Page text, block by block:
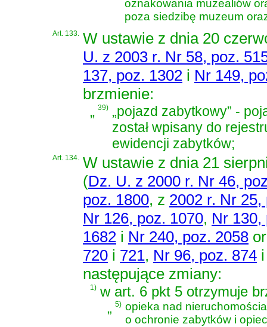
oznakowania muzealiów
poza siedzibę muzeum
Art. 133. W ustawie z dnia 20
U. z 2003 r. Nr 58, poz.
137, poz. 1302 i Nr 149,
brzmienie:
„39) „pojazd zabytkowy” -
został wpisany do
ewidencji zabytków;
Art. 134. W ustawie z dnia 21
(Dz. U. z 2000 r. Nr 46,
poz. 1800, z 2002 r. Nr 25,
Nr 126, poz. 1070, Nr 130,
1682 i Nr 240, poz. 2058
720 i 721, Nr 96, poz. 874
następujące zmiany:
1) w art. 6 pkt 5 otrzymuje
„5) opieka nad
o ochronie zabytków i